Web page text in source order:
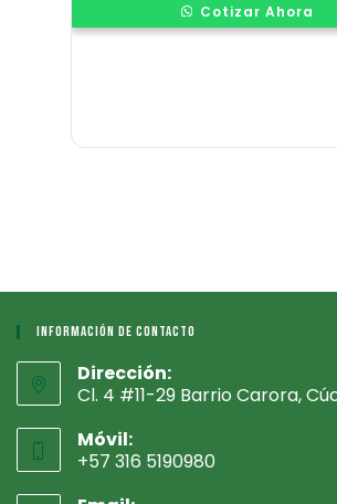
Cotizar Ahora
Información De Contacto
Dirección:
Cl. 4 #11-29 Barrio Carora,
Móvil:
+57 316 5190980